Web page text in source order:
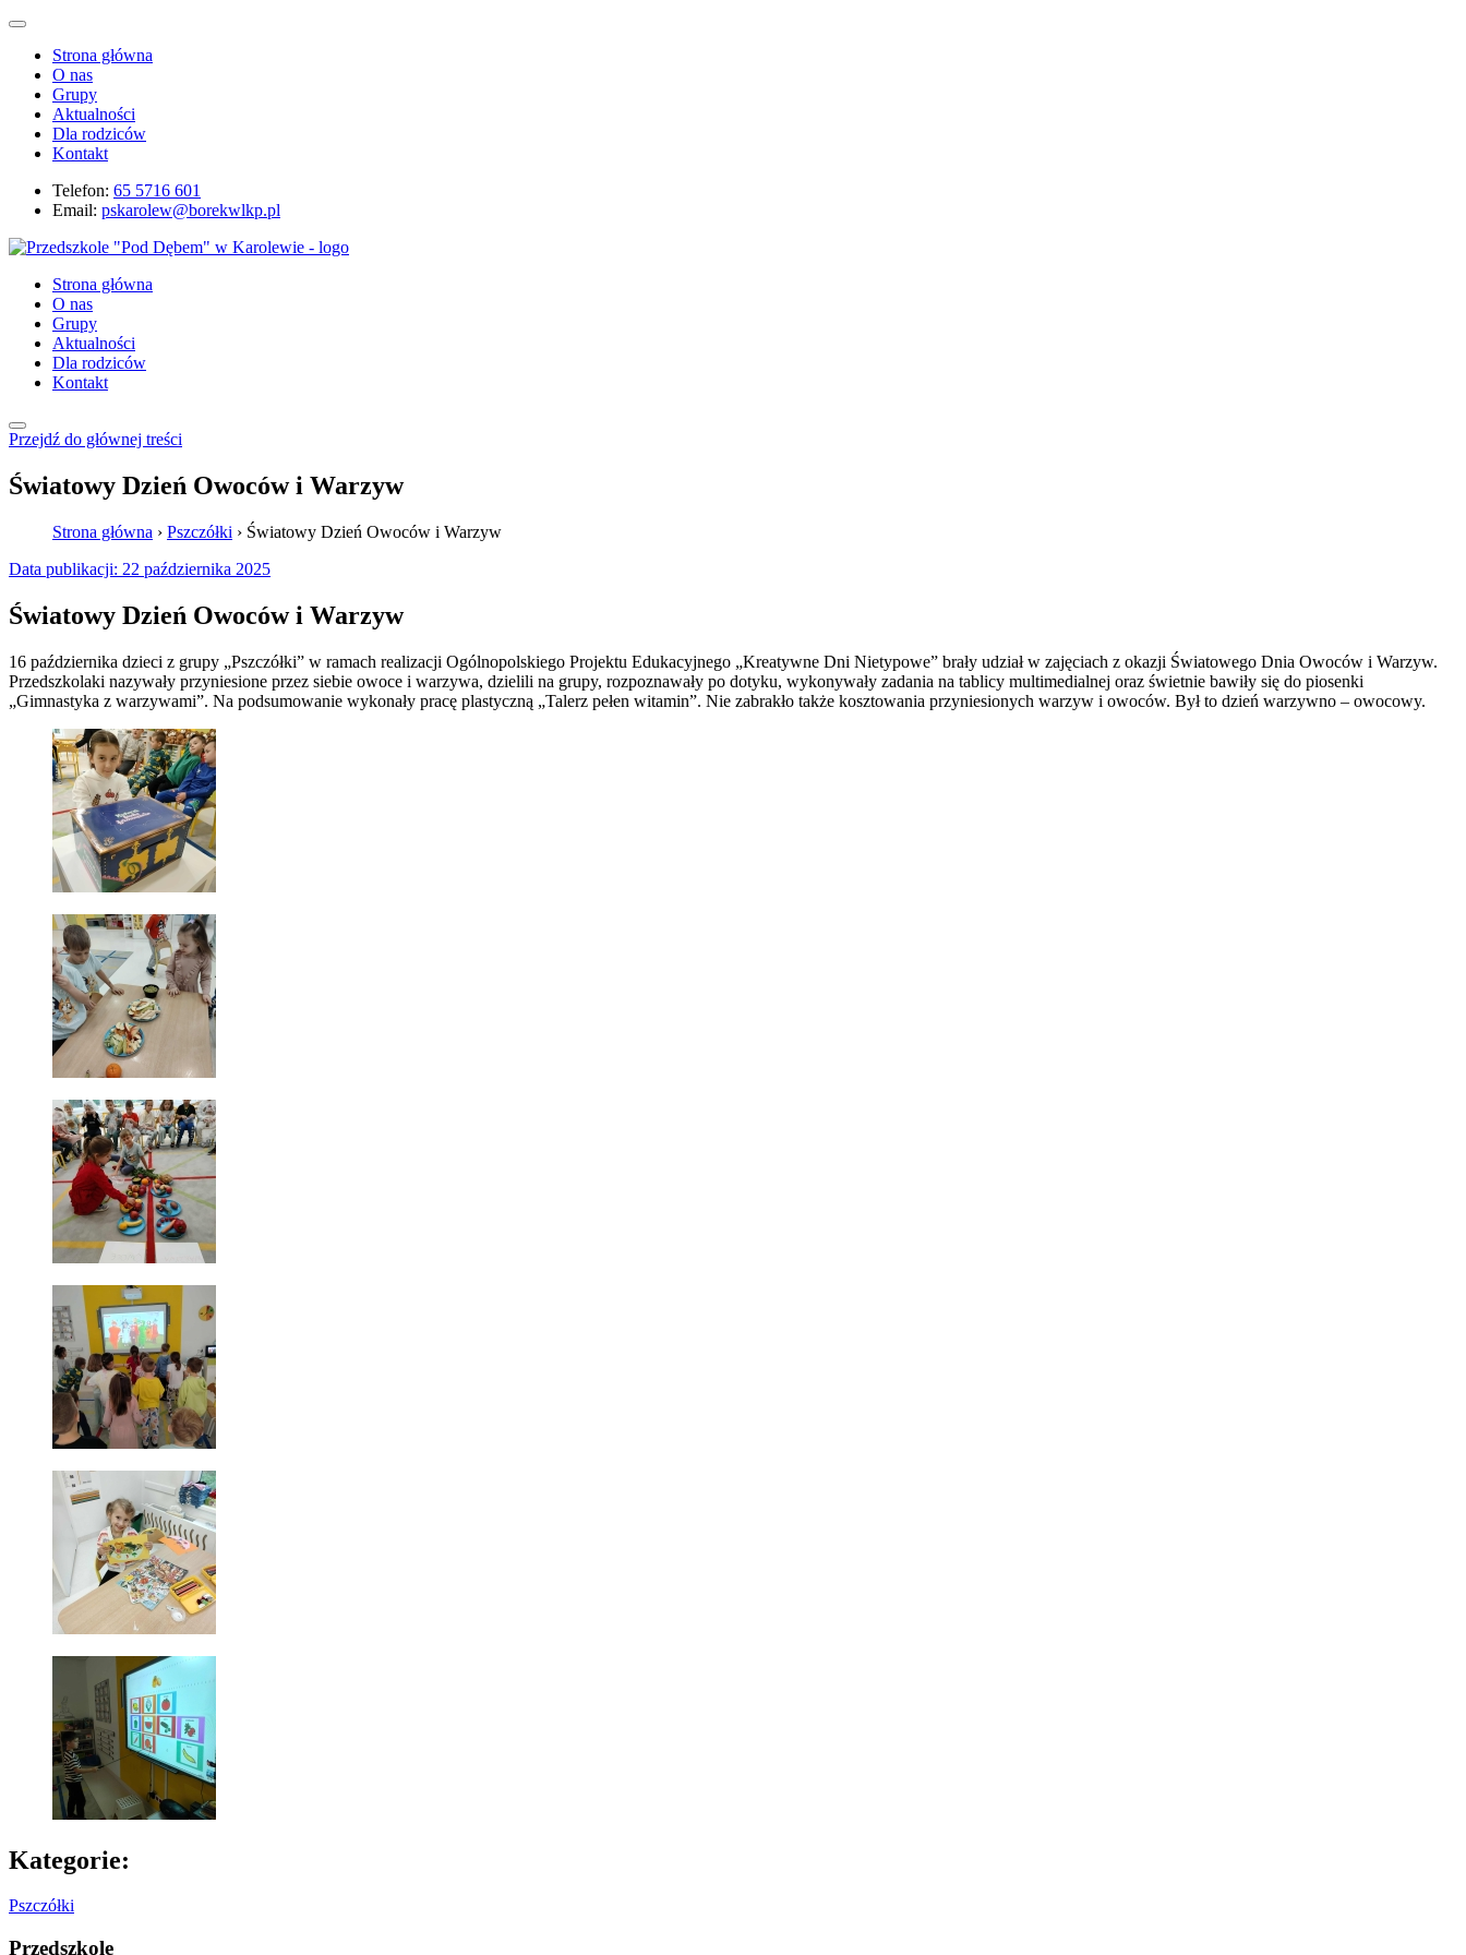
Strona główna
O nas
Grupy
Aktualności
Dla rodziców
Kontakt
Telefon: 65 5716 601
Email: pskarolew@borekwlkp.pl
Strona główna
O nas
Grupy
Aktualności
Dla rodziców
Kontakt
Przejdź do głównej treści
Światowy Dzień Owoców i Warzyw
Strona główna › Pszczółki › Światowy Dzień Owoców i Warzyw
Data publikacji: 22 października 2025
Światowy Dzień Owoców i Warzyw
16 października dzieci z grupy „Pszczółki” w ramach realizacji Ogólnopolskiego Projektu Edukacyjnego „Kreatywne Dni Nietypowe” brały udział w zajęciach z okazji Światowego Dnia Owoców i Warzyw.
Przedszkolaki nazywały przyniesione przez siebie owoce i warzywa, dzielili na grupy, rozpoznawały po dotyku, wykonywały zadania na tablicy multimedialnej oraz świetnie bawiły się do piosenki
„Gimnastyka z warzywami”. Na podsumowanie wykonały pracę plastyczną „Talerz pełen witamin”. Nie zabrakło także kosztowania przyniesionych warzyw i owoców. Był to dzień warzywno – owocowy.
Kategorie:
Pszczółki
Przedszkole